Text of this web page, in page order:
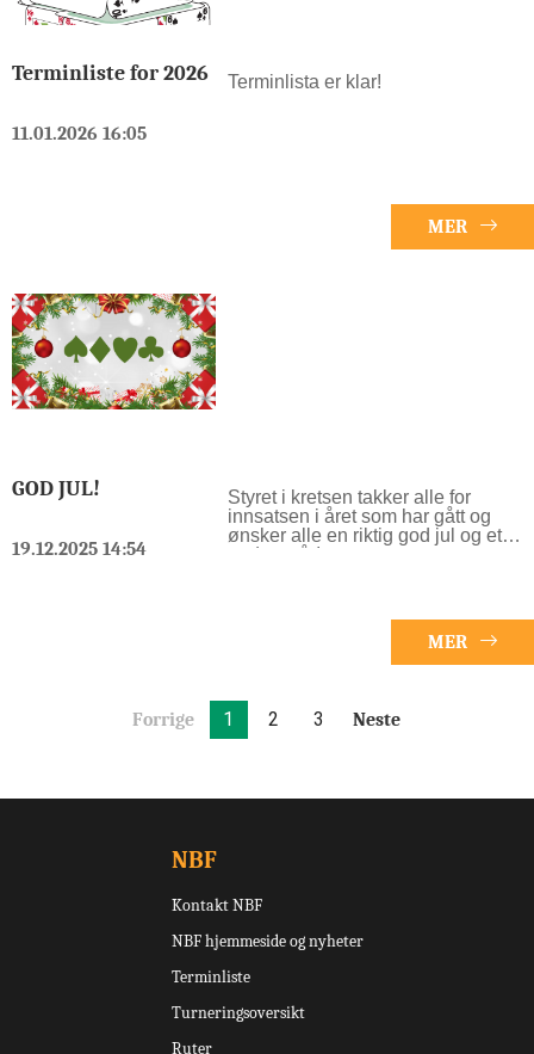
Terminliste for 2026
11.01.2026 16:05
Terminlista er klar!
MER
GOD JUL!
19.12.2025 14:54
Styret i kretsen takker alle for
innsatsen i året som har gått og
ønsker alle en riktig god jul og et
godt nyttår!
MER
Forrige 1 2 3 Neste
NBF
Kontakt NBF
NBF hjemmeside og nyheter
Terminliste
Turneringsoversikt
Ruter